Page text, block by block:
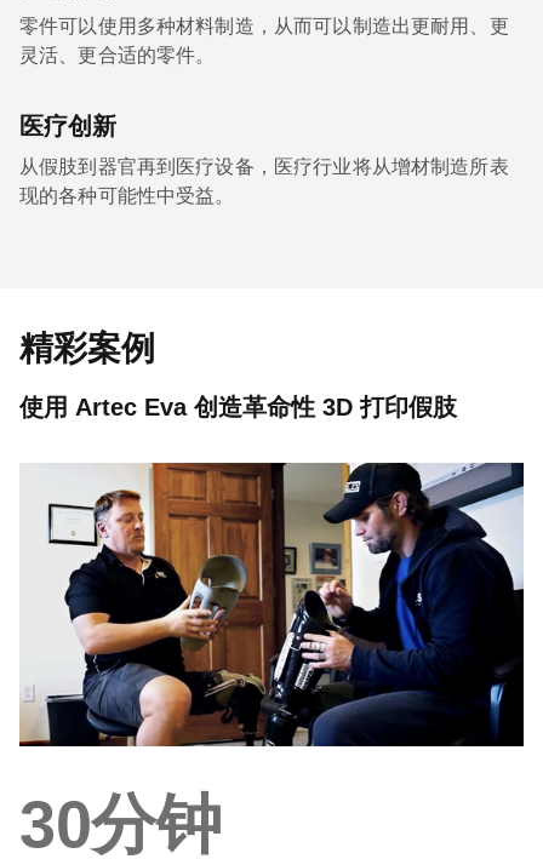
零件可以使用多种材料制造，从而可以制造出更耐用、更
灵活、更合适的零件。
医疗创新
从假肢到器官再到医疗设备，医疗行业将从增材制造所表
现的各种可能性中受益。
精彩案例
使用 Artec Eva 创造革命性 3D 打印假肢
30分钟